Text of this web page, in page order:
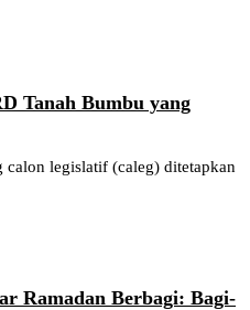
Tanah Bumbu yang
legislatif (caleg) ditetapkan
Ramadan Berbagi: Bagi-